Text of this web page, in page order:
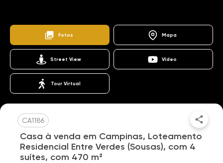
Fotos Mapa
Street View Vídeo
Tour Virtual
CA1186
Casa à venda em Campinas, Loteamento
Residencial Entre Verdes (Sousas), com 4
suítes, com 470 m²